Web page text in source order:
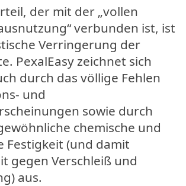
der mit der „vollen
verbunden ist, ist
Verringerung der
PexalEasy zeichnet sich
durch das völlige Fehlen
und
sowie durch
chemische und
Festigkeit (und damit
gegen Verschleiß und
aus.